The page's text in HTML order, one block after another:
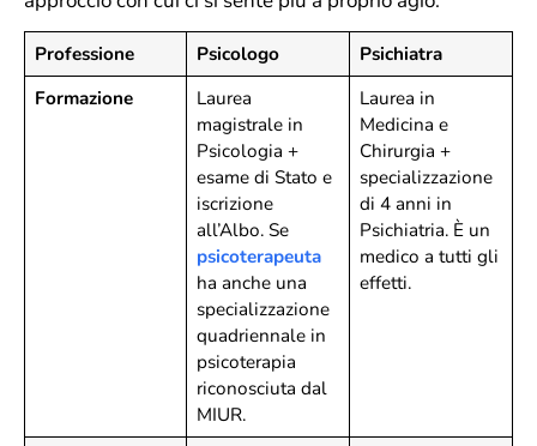
Professione Psicologo
Psichiatra
Formazione
Laurea
magistrale in
Psicologia +
esame di Stato e
iscrizione
all’Albo. Se
psicoterapeuta
ha anche una
specializzazione
quadriennale in
psicoterapia
riconosciuta dal
MIUR.
Laurea in
Medicina e
Chirurgia +
specializzazione
di 4 anni in
Psichiatria. È un
medico a tutti gli
effetti.